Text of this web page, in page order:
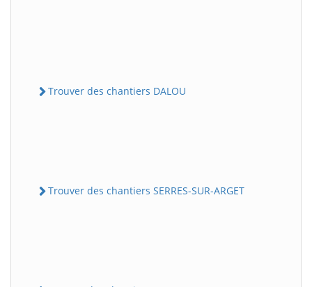
Trouver des chantiers DALOU
Trouver des chantiers SERRES-SUR-ARGET